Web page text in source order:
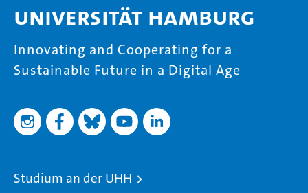
Universität Hamburg
Innovating and Cooperating for a
Sustainable Future in a Digital Age
Studium an der UHH